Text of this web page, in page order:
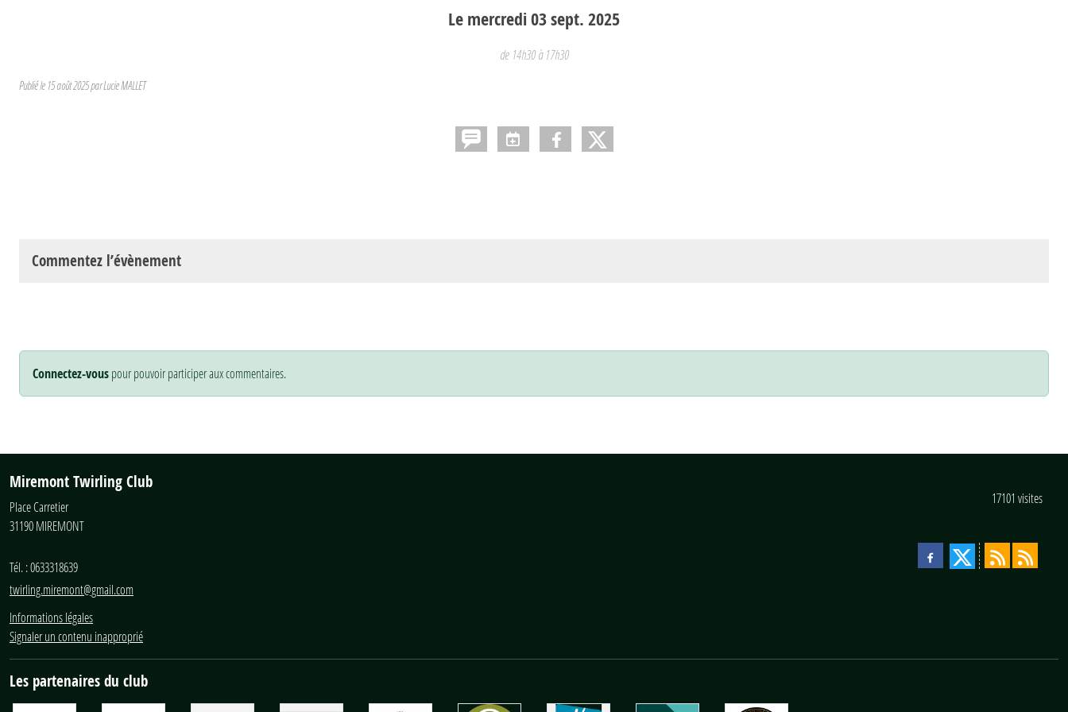
Lemercredi03sept.2025
de 14h30 à 17h30
Publié le 15 août 2025par Lucie MALLET
Commentez l’évènement
Connectez-vouspour pouvoir participer aux commentaires.
Miremont Twirling Club
Place Carretier
31190MIREMONT
Tél. :0633318639
twirling.miremont@gmail.com
Informations légales
Signaler un contenu inapproprié
17101 visites
Les partenaires du club